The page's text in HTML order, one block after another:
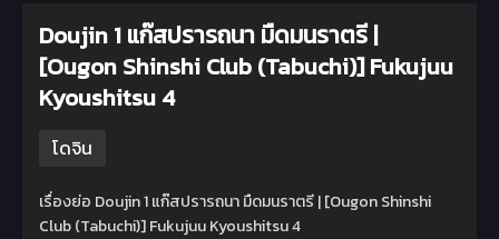
Doujin 1 แก๊สปรารถนา มืดมนราตรี |
[Ougon Shinshi Club (Tabuchi)] Fukujuu
Kyoushitsu 4
โดจิน
เรื่องย่อ Doujin 1 แก๊สปรารถนา มืดมนราตรี | [Ougon Shinshi
Club (Tabuchi)] Fukujuu Kyoushitsu 4